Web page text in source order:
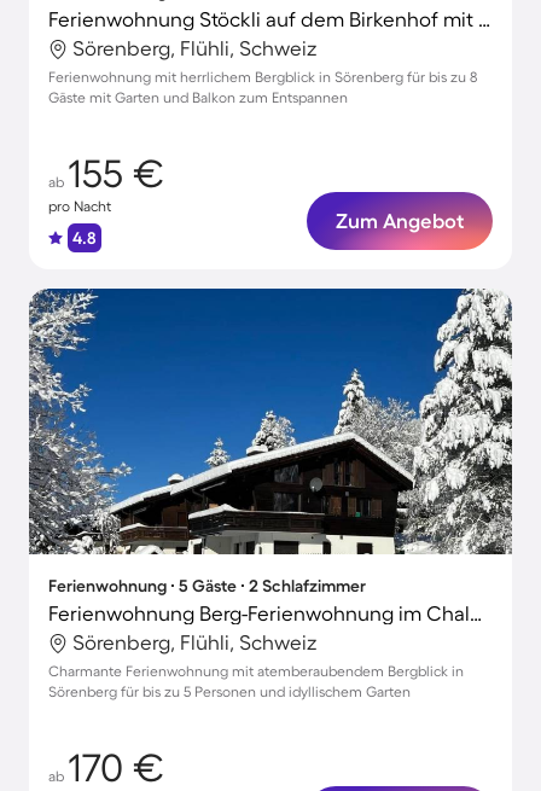
Ferienwohnung Stöckli auf dem Birkenhof mit Zusatzzimmer
Sörenberg, Flühli, Schweiz
Ferienwohnung mit herrlichem Bergblick in Sörenberg für bis zu 8
Gäste mit Garten und Balkon zum Entspannen
ab 155 €
pro Nacht
4.8
Zum Angebot
Ferienwohnung ∙ 5 Gäste ∙ 2 Schlafzimmer
Ferienwohnung Berg-Ferienwohnung im Chalet Zirbeli
Sörenberg, Flühli, Schweiz
Charmante Ferienwohnung mit atemberaubendem Bergblick in
Sörenberg für bis zu 5 Personen und idyllischem Garten
ab 170 €